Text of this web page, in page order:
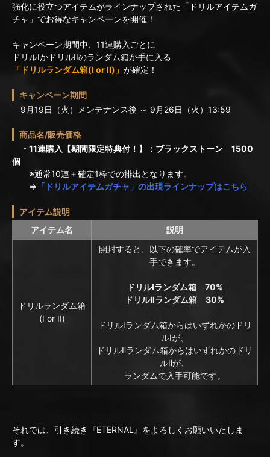
強化に役立つアイテムがラインナップされた「ドリルアイテムガ
チャ」でお得なキャンペーンを開催！
キャンペーン期間中、11連購入ごとに
ドリルIかドリルIIのランダム箱が手に入る
「ドリルランダム箱(I or II)」 が確定！
キャンペーン期間
9月19日（火）メンテナンス後 ～ 9月26日（火）13:59
商品名/販売価格
・11連購入【期間限定特典付！】：ブラックストーン 1500
個
※通常10連＋確定1枠での排出となります。
⇒ 「ドリルアイテムガチャ」の出現ラインナップはこちら
アイテム説明
アイテム名
説明
ドリルランダム箱
(I or II)
開封すると、以下の確率でアイテムが入
手できます。
ドリルⅠランダム箱 70%
ドリルⅡランダム箱 30%
ドリルⅠランダム箱からはいずれかのドリ
ルⅠが、
ドリルⅡランダム箱からはいずれかのドリ
ルⅡが、
ランダムで入手可能です。
それでは、引き続き『ETERNAL』をよろしくお願いいたしま
す。